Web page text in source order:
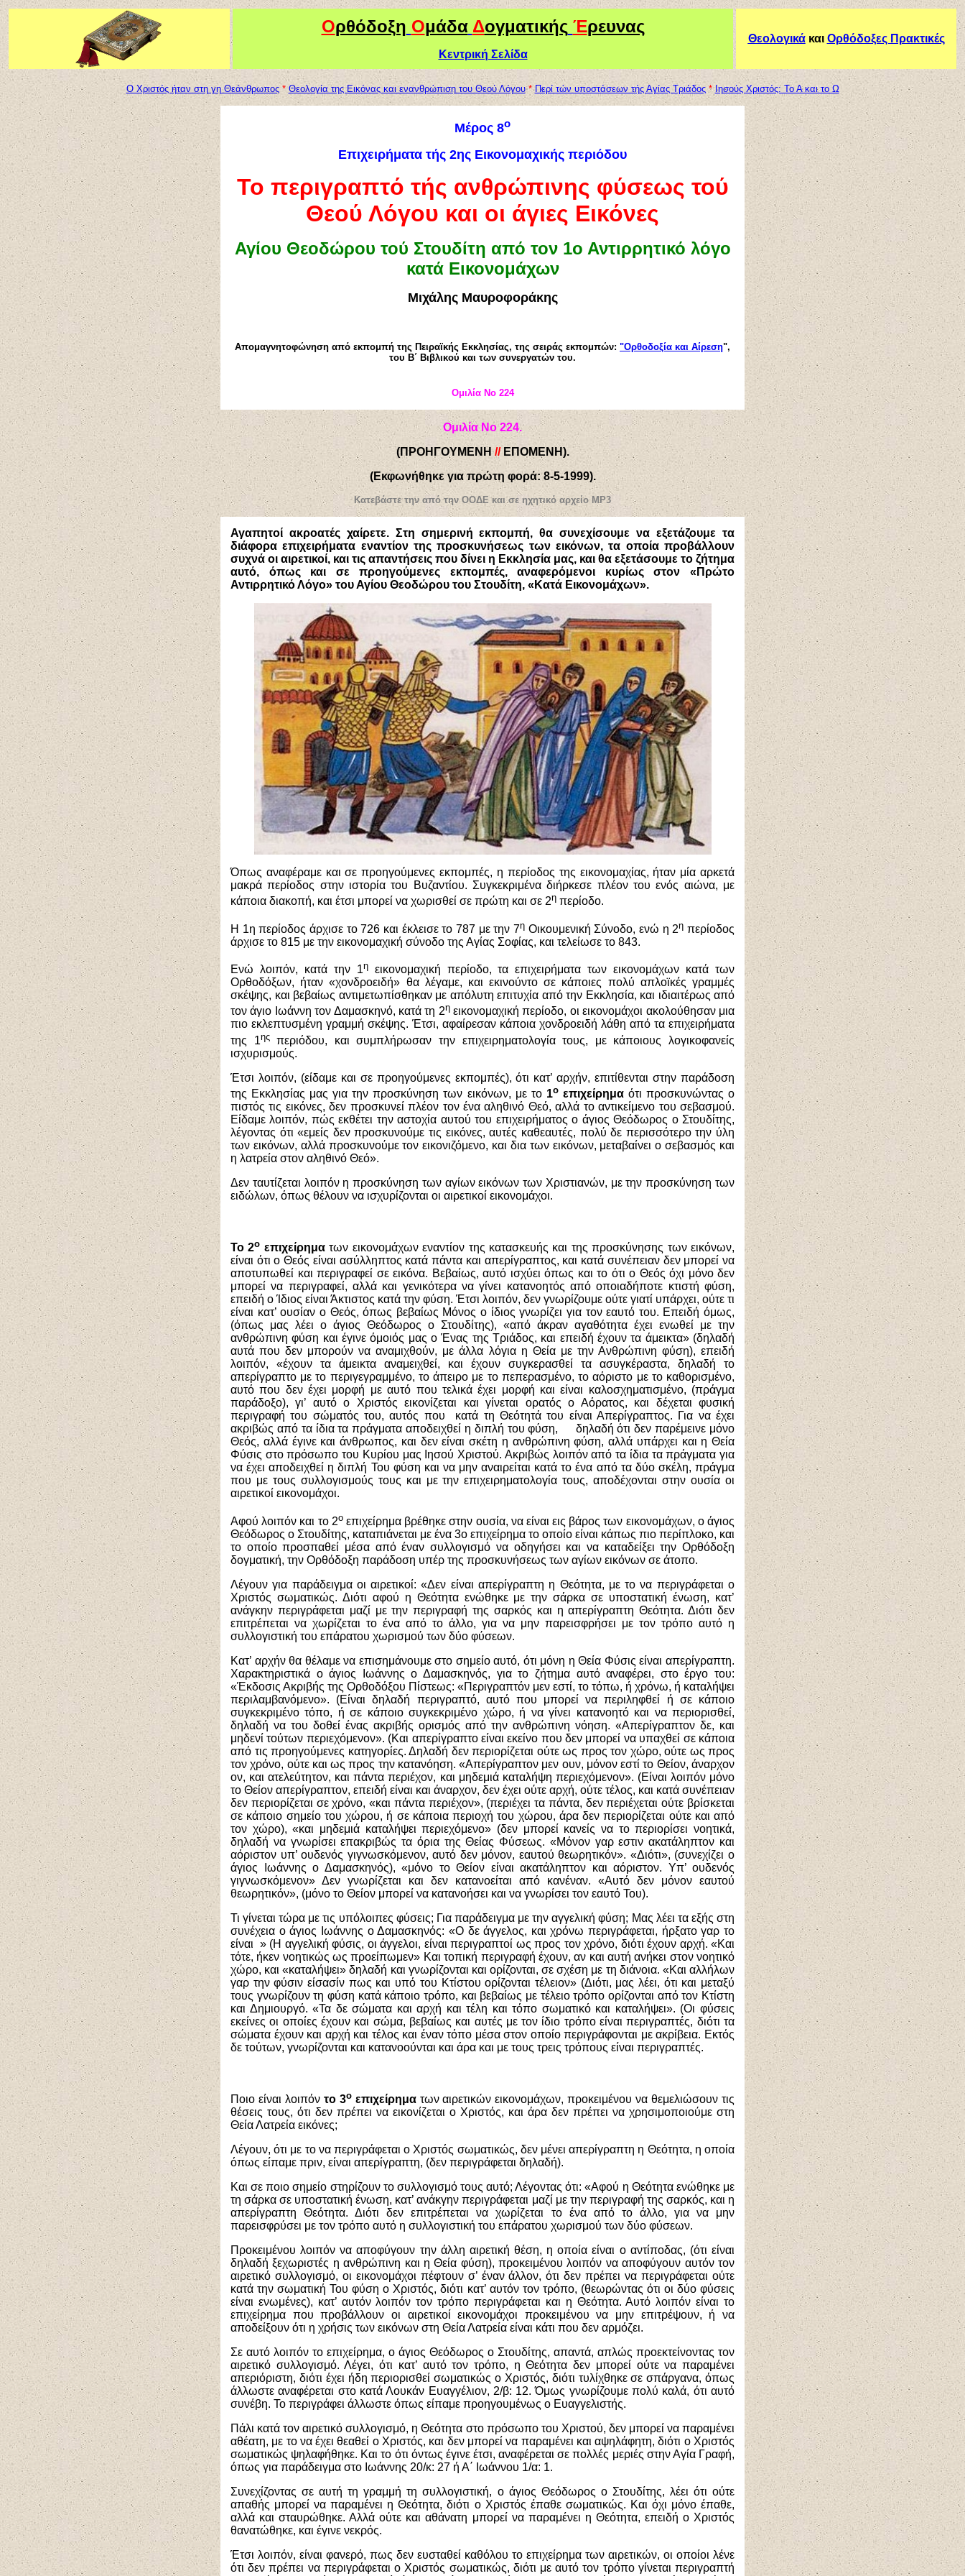
Ορθόδοξη Ομάδα Δογματικής Έρευνας
Κεντρική Σελίδα
Θεολογικά και Ορθόδοξες Πρακτικές
Ο Χριστός ήταν στη γη Θεάνθρωπος* Θεολογία της Εικόνας και ενανθρώπιση του Θεού Λόγου* Περί τών υποστάσεων τής Αγίας Τριάδος* Ιησούς Χριστός: Το Α και το Ω
Μέρος 8ο
Επιχειρήματα τής 2ης Εικονομαχικής περιόδου
Το περιγραπτό τής ανθρώπινης φύσεως τού
Θεού Λόγου και οι άγιες Εικόνες
Αγίου Θεοδώρου τού Στουδίτη από τον 1ο Αντιρρητικό λόγο
κατά Εικονομάχων
Μιχάλης Μαυροφοράκης
Απομαγνητοφώνηση από εκπομπή της Πειραϊκής Εκκλησίας, της σειράς εκπομπών: "Ορθοδοξία και Αίρεση",
του Β΄ Βιβλικού και των συνεργατών του.
Ομιλία Νο 224
Ομιλία Νο 224.
(ΠΡΟΗΓΟΥΜΕΝΗ // ΕΠΟΜΕΝΗ).
(Εκφωνήθηκε για πρώτη φορά: 8-5-1999).
Κατεβάστε την από την ΟΟΔΕ και σε ηχητικό αρχείο ΜΡ3
Αγαπητοί ακροατές χαίρετε. Στη σημερινή εκπομπή, θα συνεχίσουμε να εξετάζουμε τα
διάφορα επιχειρήματα εναντίον της προσκυνήσεως των εικόνων, τα οποία προβάλλουν
συχνά οι αιρετικοί, και τις απαντήσεις που δίνει η Εκκλησία μας, και θα εξετάσουμε το ζήτημα
αυτό, όπως και σε προηγούμενες εκπομπές, αναφερόμενοι κυρίως στον «Πρώτο
Αντιρρητικό Λόγο» του Αγίου Θεοδώρου του Στουδίτη, «Κατά Εικονομάχων».
Όπως αναφέραμε και σε προηγούμενες εκπομπές, η περίοδος της εικονομαχίας, ήταν μία αρκετά
μακρά περίοδος στην ιστορία του Βυζαντίου. Συγκεκριμένα διήρκεσε πλέον του ενός αιώνα, με
κάποια διακοπή, και έτσι μπορεί να χωρισθεί σε πρώτη και σε 2η περίοδο.
Η 1η περίοδος άρχισε το 726 και έκλεισε το 787 με την 7η Οικουμενική Σύνοδο, ενώ η 2η περίοδος
άρχισε το 815 με την εικονομαχική σύνοδο της Αγίας Σοφίας, και τελείωσε το 843.
Ενώ λοιπόν, κατά την 1ηεικονομαχική περίοδο, τα επιχειρήματα των εικονομάχων κατά των
Ορθοδόξων, ήταν «χονδροειδή» θα λέγαμε, και εκινούντο σε κάποιες πολύ απλοϊκές γραμμές
σκέψης, και βεβαίως αντιμετωπίσθηκαν με απόλυτη επιτυχία από την Εκκλησία, και ιδιαιτέρως από
τον άγιο Ιωάννη τον Δαμασκηνό, κατά τη 2ηεικονομαχική περίοδο, οι εικονομάχοι ακολούθησαν μια
πιο εκλεπτυσμένη γραμμή σκέψης. Έτσι, αφαίρεσαν κάποια χονδροειδή λάθη από τα επιχειρήματα
της 1ηςπεριόδου, και συμπλήρωσαν την επιχειρηματολογία τους, με κάποιους λογικοφανείς
ισχυρισμούς.
Έτσι λοιπόν, (είδαμε και σε προηγούμενες εκπομπές), ότι κατ’ αρχήν, επιτίθενται στην παράδοση
της Εκκλησίας μας για την προσκύνηση των εικόνων, με το 1οεπιχείρημαότι προσκυνώντας ο
πιστός τις εικόνες, δεν προσκυνεί πλέον τον ένα αληθινό Θεό, αλλά το αντικείμενο του σεβασμού.
Είδαμε λοιπόν, πώς εκθέτει την αστοχία αυτού του επιχειρήματος ο άγιος Θεόδωρος ο Στουδίτης,
λέγοντας ότι «εμείς δεν προσκυνούμε τις εικόνες, αυτές καθεαυτές, πολύ δε περισσότερο την ύλη
των εικόνων, αλλά προσκυνούμε τον εικονιζόμενο, και δια των εικόνων, μεταβαίνει ο σεβασμός και
η λατρεία στον αληθινό Θεό».
Δεν ταυτίζεται λοιπόν η προσκύνηση των αγίων εικόνων των Χριστιανών, με την προσκύνηση των
ειδώλων, όπως θέλουν να ισχυρίζονται οι αιρετικοί εικονομάχοι.
Το 2ο επιχείρηματων εικονομάχων εναντίον της κατασκευής και της προσκύνησης των εικόνων,
είναι ότι ο Θεός είναι ασύλληπτος κατά πάντα και απερίγραπτος, και κατά συνέπειαν δεν μπορεί να
αποτυπωθεί και περιγραφεί σε εικόνα. Βεβαίως, αυτό ισχύει όπως και το ότι ο Θεός όχι μόνο δεν
μπορεί να περιγραφεί, αλλά και γενικότερα να γίνει κατανοητός από οποιαδήποτε κτιστή φύση,
επειδή ο Ίδιος είναι Άκτιστος κατά την φύση. Έτσι λοιπόν, δεν γνωρίζουμε ούτε γιατί υπάρχει, ούτε τι
είναι κατ’ ουσίαν ο Θεός, όπως βεβαίως Μόνος ο ίδιος γνωρίζει για τον εαυτό του. Επειδή όμως,
(όπως μας λέει ο άγιος Θεόδωρος ο Στουδίτης), «από άκραν αγαθότητα έχει ενωθεί με την
ανθρώπινη φύση και έγινε όμοιός μας ο Ένας της Τριάδος, και επειδή έχουν τα άμεικτα» (δηλαδή
αυτά που δεν μπορούν να αναμιχθούν, με άλλα λόγια η Θεία με την Ανθρώπινη φύση), επειδή
λοιπόν, «έχουν τα άμεικτα αναμειχθεί, και έχουν συγκερασθεί τα ασυγκέραστα, δηλαδή το
απερίγραπτο με το περιγεγραμμένο, το άπειρο με το πεπερασμένο, το αόριστο με το καθορισμένο,
αυτό που δεν έχει μορφή με αυτό που τελικά έχει μορφή και είναι καλοσχηματισμένο, (πράγμα
παράδοξο), γι’ αυτό ο Χριστός εικονίζεται και γίνεται ορατός ο Αόρατος, και δέχεται φυσική
περιγραφή του σώματός του, αυτός που κατά τη Θεότητά του είναι Απερίγραπτος. Για να έχει
ακριβώς από τα ίδια τα πράγματα αποδειχθεί η διπλή του φύση, δηλαδή ότι δεν παρέμεινε μόνο
Θεός, αλλά έγινε και άνθρωπος, και δεν είναι σκέτη η ανθρώπινη φύση, αλλά υπάρχει και η Θεία
Φύσις στο πρόσωπο του Κυρίου μας Ιησού Χριστού. Ακριβώς λοιπόν από τα ίδια τα πράγματα για
να έχει αποδειχθεί η διπλή Του φύση και να μην αναιρείται κατά το ένα από τα δύο σκέλη, πράγμα
που με τους συλλογισμούς τους και με την επιχειρηματολογία τους, αποδέχονται στην ουσία οι
αιρετικοί εικονομάχοι.
Αφού λοιπόν και το 2οεπιχείρημα βρέθηκε στην ουσία, να είναι εις βάρος των εικονομάχων, ο άγιος
Θεόδωρος ο Στουδίτης, καταπιάνεται με ένα 3ο επιχείρημα το οποίο είναι κάπως πιο περίπλοκο, και
το οποίο προσπαθεί μέσα από έναν συλλογισμό να οδηγήσει και να καταδείξει την Ορθόδοξη
δογματική, την Ορθόδοξη παράδοση υπέρ της προσκυνήσεως των αγίων εικόνων σε άτοπο.
Λέγουν για παράδειγμα οι αιρετικοί: «Δεν είναι απερίγραπτη η Θεότητα, με το να περιγράφεται ο
Χριστός σωματικώς. Διότι αφού η Θεότητα ενώθηκε με την σάρκα σε υποστατική ένωση, κατ’
ανάγκην περιγράφεται μαζί με την περιγραφή της σαρκός και η απερίγραπτη Θεότητα. Διότι δεν
επιτρέπεται να χωρίζεται το ένα από το άλλο, για να μην παρεισφρήσει με τον τρόπο αυτό η
συλλογιστική του επάρατου χωρισμού των δύο φύσεων.
Κατ’ αρχήν θα θέλαμε να επισημάνουμε στο σημείο αυτό, ότι μόνη η Θεία Φύσις είναι απερίγραπτη.
Χαρακτηριστικά ο άγιος Ιωάννης ο Δαμασκηνός, για το ζήτημα αυτό αναφέρει, στο έργο του:
«Έκδοσις Ακριβής της Ορθοδόξου Πίστεως: «Περιγραπτόν μεν εστί, το τόπω, ή χρόνω, ή καταλήψει
περιλαμβανόμενο». (Είναι δηλαδή περιγραπτό, αυτό που μπορεί να περιληφθεί ή σε κάποιο
συγκεκριμένο τόπο, ή σε κάποιο συγκεκριμένο χώρο, ή να γίνει κατανοητό και να περιορισθεί,
δηλαδή να του δοθεί ένας ακριβής ορισμός από την ανθρώπινη νόηση. «Απερίγραπτον δε, και
μηδενί τούτων περιεχόμενον». (Και απερίγραπτο είναι εκείνο που δεν μπορεί να υπαχθεί σε κάποια
από τις προηγούμενες κατηγορίες. Δηλαδή δεν περιορίζεται ούτε ως προς τον χώρο, ούτε ως προς
τον χρόνο, ούτε και ως προς την κατανόηση. «Απερίγραπτον μεν ουν, μόνον εστί το Θείον, άναρχον
ον, και ατελεύτητον, και πάντα περιέχον, και μηδεμιά καταλήψη περιεχόμενον». (Είναι λοιπόν μόνο
το Θείον απερίγραπτον, επειδή είναι και άναρχον, δεν έχει ούτε αρχή, ούτε τέλος, και κατά συνέπειαν
δεν περιορίζεται σε χρόνο, «και πάντα περιέχον», (περιέχει τα πάντα, δεν περιέχεται ούτε βρίσκεται
σε κάποιο σημείο του χώρου, ή σε κάποια περιοχή του χώρου, άρα δεν περιορίζεται ούτε και από
τον χώρο), «και μηδεμιά καταλήψει περιεχόμενο» (δεν μπορεί κανείς να το περιορίσει νοητικά,
δηλαδή να γνωρίσει επακριβώς τα όρια της Θείας Φύσεως. «Μόνον γαρ εστιν ακατάληπτον και
αόριστον υπ’ ουδενός γιγνωσκόμενον, αυτό δεν μόνον, εαυτού θεωρητικόν». «Διότι», (συνεχίζει ο
άγιος Ιωάννης ο Δαμασκηνός), «μόνο το Θείον είναι ακατάληπτον και αόριστον. Υπ’ ουδενός
γιγνωσκόμενον» Δεν γνωρίζεται και δεν κατανοείται από κανέναν. «Αυτό δεν μόνον εαυτού
θεωρητικόν», (μόνο το Θείον μπορεί να κατανοήσει και να γνωρίσει τον εαυτό Του).
Τι γίνεται τώρα με τις υπόλοιπες φύσεις; Για παράδειγμα με την αγγελική φύση; Μας λέει τα εξής στη
συνέχεια ο άγιος Ιωάννης ο Δαμασκηνός: «Ο δε άγγελος, και χρόνω περιγράφεται, ήρξατο γαρ το
είναι » (Η αγγελική φύσις, οι άγγελοι, είναι περιγραπτοί ως προς τον χρόνο, διότι έχουν αρχή. «Και
τότε, ήκεν νοητικώς ως προείπωμεν» Και τοπική περιγραφή έχουν, αν και αυτή ανήκει στον νοητικό
χώρο, και «καταλήψει» δηλαδή και γνωρίζονται και ορίζονται, σε σχέση με τη διάνοια. «Και αλλήλων
γαρ την φύσιν είσασίν πως και υπό του Κτίστου ορίζονται τέλειον» (Διότι, μας λέει, ότι και μεταξύ
τους γνωρίζουν τη φύση κατά κάποιο τρόπο, και βεβαίως με τέλειο τρόπο ορίζονται από τον Κτίστη
και Δημιουργό. «Τα δε σώματα και αρχή και τέλη και τόπο σωματικό και καταλήψει». (Οι φύσεις
εκείνες οι οποίες έχουν και σώμα, βεβαίως και αυτές με τον ίδιο τρόπο είναι περιγραπτές, διότι τα
σώματα έχουν και αρχή και τέλος και έναν τόπο μέσα στον οποίο περιγράφονται με ακρίβεια. Εκτός
δε τούτων, γνωρίζονται και κατανοούνται και άρα και με τους τρεις τρόπους είναι περιγραπτές.
Ποιο είναι λοιπόν το 3οεπιχείρηματων αιρετικών εικονομάχων, προκειμένου να θεμελιώσουν τις
θέσεις τους, ότι δεν πρέπει να εικονίζεται ο Χριστός, και άρα δεν πρέπει να χρησιμοποιούμε στη
Θεία Λατρεία εικόνες;
Λέγουν, ότι με το να περιγράφεται ο Χριστός σωματικώς, δεν μένει απερίγραπτη η Θεότητα, η οποία
όπως είπαμε πριν, είναι απερίγραπτη, (δεν περιγράφεται δηλαδή).
Και σε ποιο σημείο στηρίζουν το συλλογισμό τους αυτό; Λέγοντας ότι: «Αφού η Θεότητα ενώθηκε με
τη σάρκα σε υποστατική ένωση, κατ’ ανάκγην περιγράφεται μαζί με την περιγραφή της σαρκός, και η
απερίγραπτη Θεότητα. Διότι δεν επιτρέπεται να χωρίζεται το ένα από το άλλο, για να μην
παρεισφρύσει με τον τρόπο αυτό η συλλογιστική του επάρατου χωρισμού των δύο φύσεων.
Προκειμένου λοιπόν να αποφύγουν την άλλη αιρετική θέση, η οποία είναι ο αντίποδας, (ότι είναι
δηλαδή ξεχωριστές η ανθρώπινη και η Θεία φύση), προκειμένου λοιπόν να αποφύγουν αυτόν τον
αιρετικό συλλογισμό, οι εικονομάχοι πέφτουν σ’ έναν άλλον, ότι δεν πρέπει να περιγράφεται ούτε
κατά την σωματική Του φύση ο Χριστός, διότι κατ’ αυτόν τον τρόπο, (θεωρώντας ότι οι δύο φύσεις
είναι ενωμένες), κατ’ αυτόν λοιπόν τον τρόπο περιγράφεται και η Θεότητα. Αυτό λοιπόν είναι το
επιχείρημα που προβάλλουν οι αιρετικοί εικονομάχοι προκειμένου να μην επιτρέψουν, ή να
αποδείξουν ότι η χρήσις των εικόνων στη Θεία Λατρεία είναι κάτι που δεν αρμόζει.
Σε αυτό λοιπόν το επιχείρημα, ο άγιος Θεόδωρος ο Στουδίτης, απαντά, απλώς προεκτείνοντας τον
αιρετικό συλλογισμό. Λέγει, ότι κατ’ αυτό τον τρόπο, η Θεότητα δεν μπορεί ούτε να παραμένει
απεριόριστη, διότι έχει ήδη περιορισθεί σωματικώς ο Χριστός, διότι τυλίχθηκε σε σπάργανα, όπως
άλλωστε αναφέρεται στο κατά Λουκάν Ευαγγέλιον, 2/β: 12. Όμως γνωρίζουμε πολύ καλά, ότι αυτό
συνέβη. Το περιγράφει άλλωστε όπως είπαμε προηγουμένως ο Ευαγγελιστής.
Πάλι κατά τον αιρετικό συλλογισμό, η Θεότητα στο πρόσωπο του Χριστού, δεν μπορεί να παραμένει
αθέατη, με το να έχει θεαθεί ο Χριστός, και δεν μπορεί να παραμένει και αψηλάφητη, διότι ο Χριστός
σωματικώς ψηλαφήθηκε. Και το ότι όντως έγινε έτσι, αναφέρεται σε πολλές μεριές στην Αγία Γραφή,
όπως για παράδειγμα στο Ιωάννης 20/κ: 27 ή Α΄ Ιωάννου 1/α: 1.
Συνεχίζοντας σε αυτή τη γραμμή τη συλλογιστική, ο άγιος Θεόδωρος ο Στουδίτης, λέει ότι ούτε
απαθής μπορεί να παραμένει η Θεότητα, διότι ο Χριστός έπαθε σωματικώς. Και όχι μόνο έπαθε,
αλλά και σταυρώθηκε. Αλλά ούτε και αθάνατη μπορεί να παραμένει η Θεότητα, επειδή ο Χριστός
θανατώθηκε, και έγινε νεκρός.
Έτσι λοιπόν, είναι φανερό, πως δεν ευσταθεί καθόλου το επιχείρημα των αιρετικών, οι οποίοι λένε
ότι δεν πρέπει να περιγράφεται ο Χριστός σωματικώς, διότι με αυτό τον τρόπο γίνεται περιγραπτή